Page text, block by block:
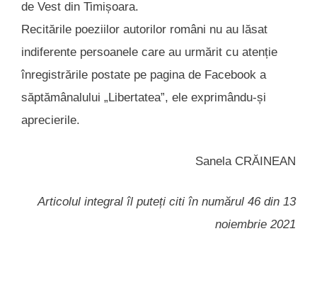
de Vest din Timișoara.
Recitările poeziilor autorilor români nu au lăsat
indiferente persoanele care au urmărit cu atenție
înregistrările postate pe pagina de Facebook a
săptămânalului „Libertatea”, ele exprimându-și
aprecierile.
Sanela CRĂINEAN
Articolul integral îl puteți citi în numărul 46 din 13
noiembrie 2021